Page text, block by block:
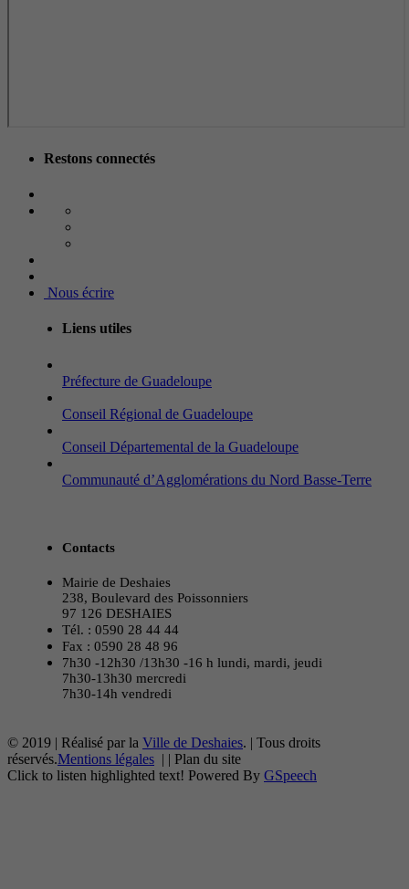
Restons connectés
Nous écrire
Liens utiles
Préfecture de Guadeloupe
Conseil Régional de Guadeloupe
Conseil Départemental de la Guadeloupe
Communauté d’Agglomérations du Nord Basse-Terre
Contacts
Mairie de Deshaies
238, Boulevard des Poissonniers
97 126 DESHAIES
Tél. : 0590 28 44 44
Fax : 0590 28 48 96
7h30 -12h30 /13h30 -16 h lundi, mardi, jeudi
7h30-13h30 mercredi
7h30-14h vendredi
© 2019 | Réalisé par la Ville de Deshaies. | Tous droits
réservés.Mentions légales | | Plan du site
Click to listen highlighted text! Powered By GSpeech